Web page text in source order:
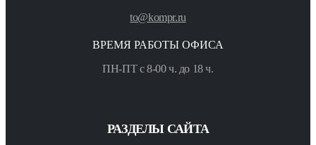
to@kompr.ru
ВРЕМЯ РАБОТЫ ОФИСА
ПН-ПТ с 8-00 ч. до 18 ч.
РАЗДЕЛЫ САЙТА